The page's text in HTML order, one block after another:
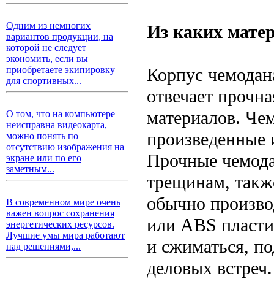
Одним из немногих
вариантов продукции, на
которой не следует
экономить, если вы
приобретаете экипировку
для спортивных...
О том, что на компьютере
неисправна видеокарта,
можно понять по
отсутствию изображения на
экране или по его
заметным...
В современном мире очень
важен вопрос сохранения
энергетических ресурсов.
Лучшие умы мира работают
над решениями,...
Из каких
Корпус
отвечает
материалов.
произведенные
Прочные
трещинам,
обычно
или ABS
и сжиматься,
деловых встреч.